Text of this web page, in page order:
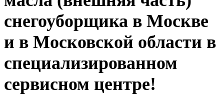
снегоуборщика в Москве
и в Московской области в
специализированном
сервисном центре!